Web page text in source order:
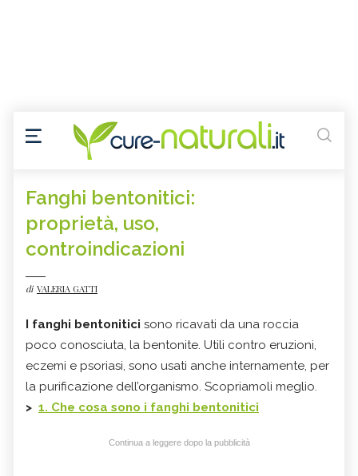
Fanghi bentonitici:
proprietà, uso,
controindicazioni
di VALERIA GATTI
I fanghi bentonitici sono ricavati da una roccia
poco conosciuta, la bentonite. Utili contro eruzioni,
eczemi e psoriasi, sono usati anche internamente, per
la purificazione dell’organismo. Scopriamoli meglio.
> 1. Che cosa sono i fanghi bentonitici
Continua a leggere dopo la pubblicità